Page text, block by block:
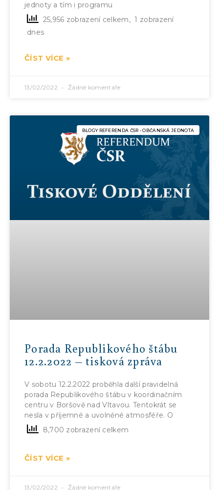
jednoty a tím i programu
25,956 zobrazení celkem, 1 zobrazení
dnes
ČÍST VÍCE »
13/02/2022 Žádné komentáře
BLOGY REFERENDA ČSR - OBČANSKÁ JEDNOTA
Porada Republikového štábu
12.2.2022 – tisková zpráva
V sobotu 12.2.2022 proběhla další pravidelná
porada Republikového štábu v koordinačním
centru v Boršově nad Vltavou. Tentokrát se
nesla v příjemné a uvolněné atmosféře. O
8,700 zobrazení celkem
ČÍST VÍCE »
13/02/2022 Žádné komentáře